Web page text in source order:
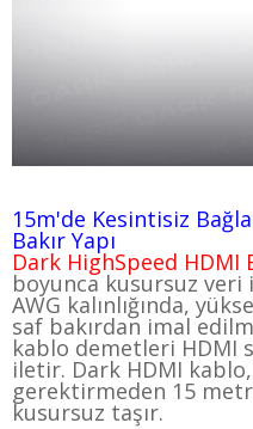
15m'de Kesintisiz
Bakır Yapı
Dark HighSpeed HDMI
boyunca kusursuz
AWG kalınlığında,
saf bakırdan imal
kablo demetleri HDMI
iletir. Dark HDMI
gerektirmeden 15
kusursuz taşır.